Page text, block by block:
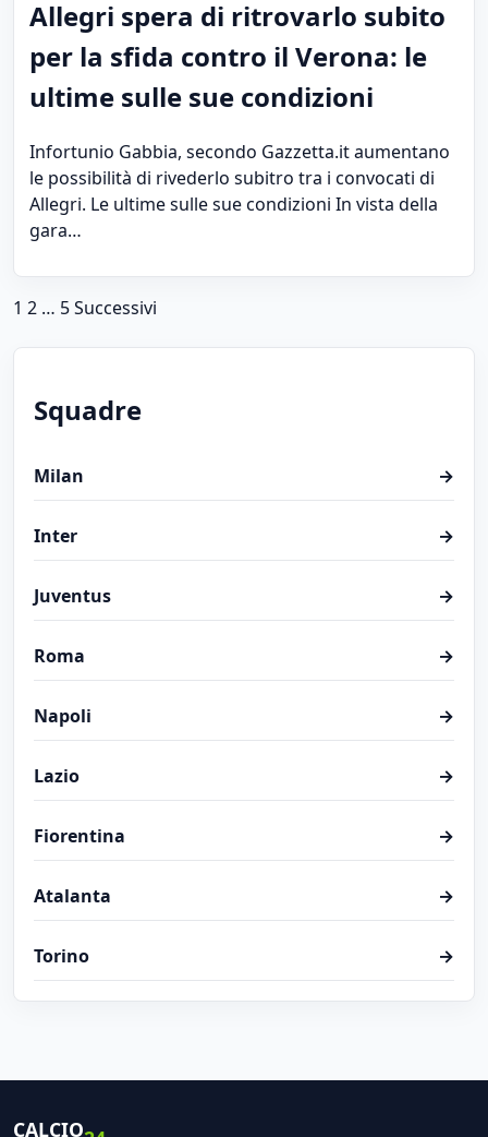
Allegri spera di ritrovarlo subito
per la sfida contro il Verona: le
ultime sulle sue condizioni
Infortunio Gabbia, secondo Gazzetta.it aumentano
le possibilità di rivederlo subitro tra i convocati di
Allegri. Le ultime sulle sue condizioni In vista della
gara…
Paginazione degli articoli
1 2 … 5Successivi
Squadre
Milan →
Inter →
Juventus →
Roma →
Napoli →
Lazio →
Fiorentina →
Atalanta →
Torino →
CALCIO